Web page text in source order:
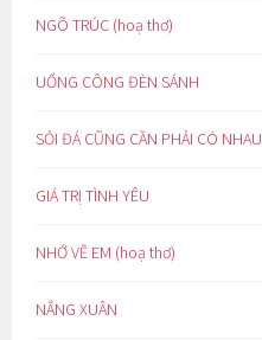
NGÕ TRÚC (hoạ thơ)
UỔNG CÔNG ĐÈN SÁNH
SỎI ĐÁ CŨNG CẦN PHẢI CÓ NHAU
GIÁ TRỊ TÌNH YÊU
NHỚ VỀ EM (hoạ thơ)
NẮNG XUÂN